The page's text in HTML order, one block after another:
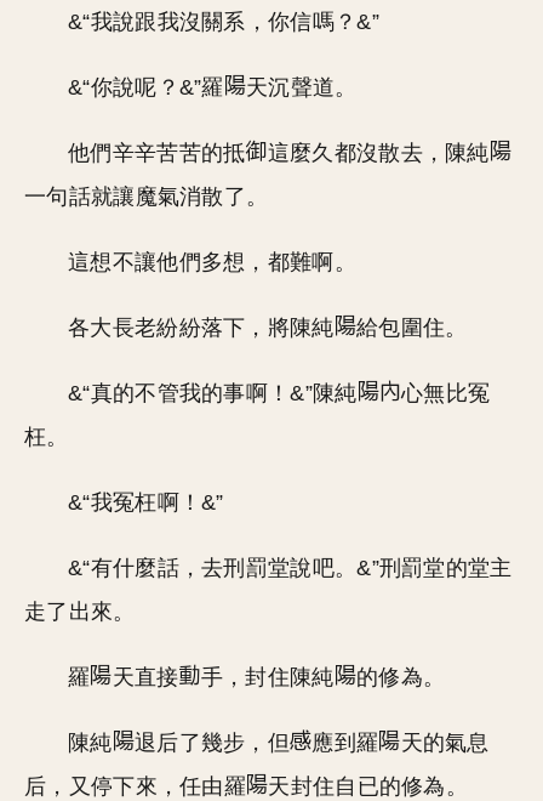
&“我說跟我沒關系，你信嗎？&”
&“你說呢？&”羅 天沉聲道。
他們辛辛苦苦的抵
這麼久都沒散去，陳純
一句話就讓魔氣消散了。
這想不讓他們多想，都難啊。
各大長老紛紛落下，將陳純 給包圍住。
&“真的不管我的事啊！&”陳純
心無比冤
枉。
&“我冤枉啊！&”
&“有什麼話，去刑罰堂說吧。&”刑罰堂的堂主
走了出來。
羅 天直接 手，封住陳純 的修為。
陳純 退后了幾步，但 應到羅
天的氣息
后，又停下來，任由羅
天封住自已的修為。